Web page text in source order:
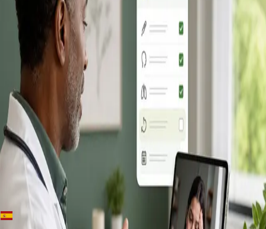
++
Spain · Consulta de médico de cabecera online